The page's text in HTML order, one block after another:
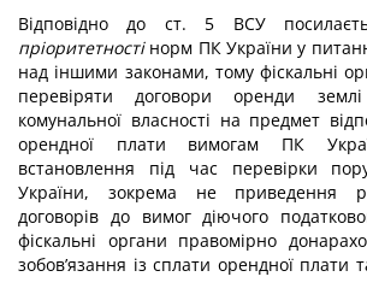
Відповідно до ст. 5 ВСУ
пріоритетностінорм ПК України у
над іншими законами, тому фіскальні
перевіряти договори оренди
комунальної власності на предмет
орендної плати вимогам ПК
встановлення під час перевірки
України, зокрема не приведення
договорів до вимог діючого
фіскальні органи правомірно
зобов’язання із сплати орендної плати